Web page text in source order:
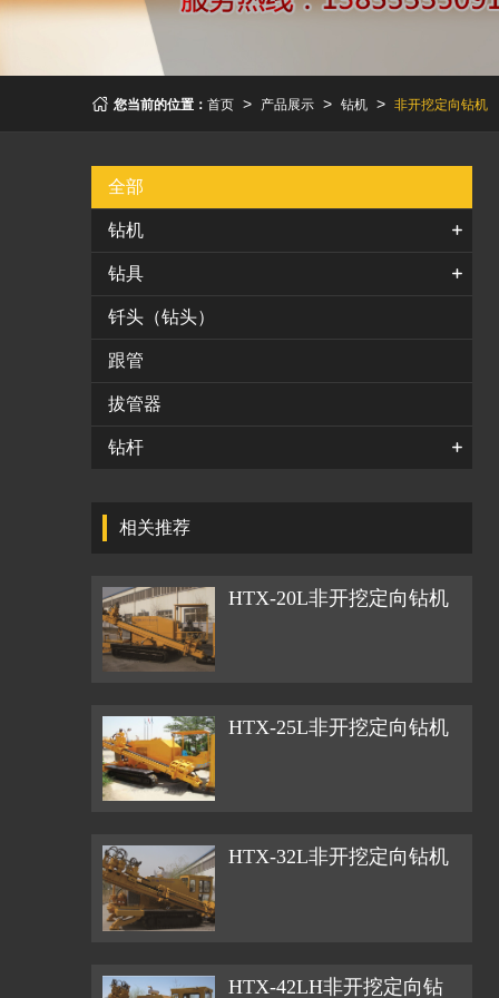
您当前的位置： 首页 > 产品展示 > 钻机 > 非开挖定向钻机
全部
钻机
-履带式液压取芯钻机
-非开挖定向钻机
-隧道台车钻机
-双动力钻机
-车载钻机
-轻型钻机
-多功能液压钻机
- 水井钻机
钻具
-偏心钻具
-套管
-对心钻具
-同心钻具
-冲击器
钎头（钻头）
跟管
拔管器
钻杆
相关推荐
HTX-20L非开挖定向钻机
HTX-25L非开挖定向钻机
HTX-32L非开挖定向钻机
HTX-42LH非开挖定向钻